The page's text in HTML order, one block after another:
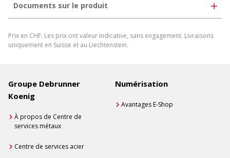
Documents sur le produit
Télécharger la fiche produit
Prix en CHF. Les prix ont valeur indicative, sans engagement. Livraisons
uniquement en Suisse et au Liechtenstein.
Groupe Debrunner
Koenig
À propos de Centre de
services métaux
Centre de services acier
Numérisation
Avantages E-Shop